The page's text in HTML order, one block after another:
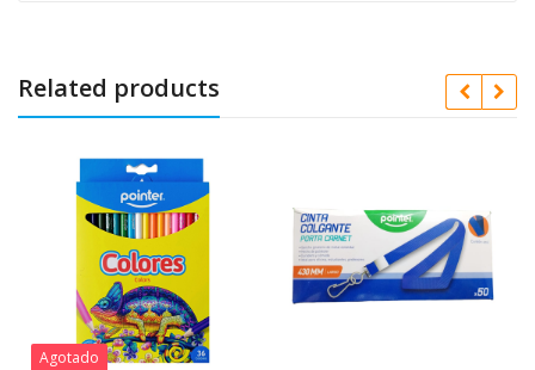
Related products
Agotado